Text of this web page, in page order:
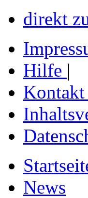
direkt
Hilfe |
Kontakt
News